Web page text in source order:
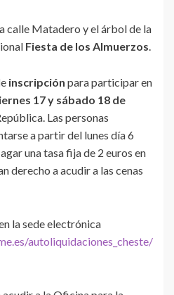
calle Matadero y el árbol de la
Fiesta de los Almuerzos
inscripción para participar en
17 y sábado 18 de
Las personas
a partir del lunes día 6
una tasa fija de 2 euros en
derecho a acudir a las cenas
la sede electrónica
autoliquidaciones_cheste/